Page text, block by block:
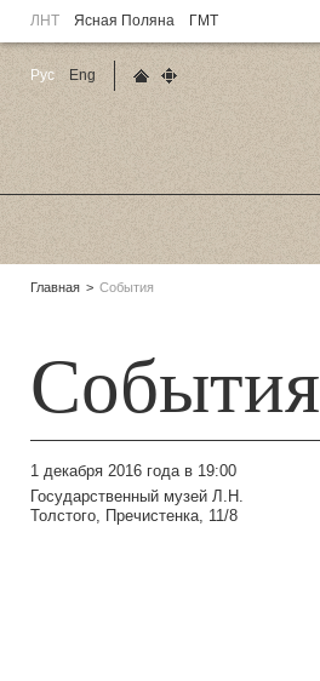
ЛНТ Ясная Поляна ГМТ
Родительские
Главная События
События
1 декабря 2016 года в 19:00
Государственный музей Л.Н.
Толстого, Пречистенка, 11/8
Рус
Eng